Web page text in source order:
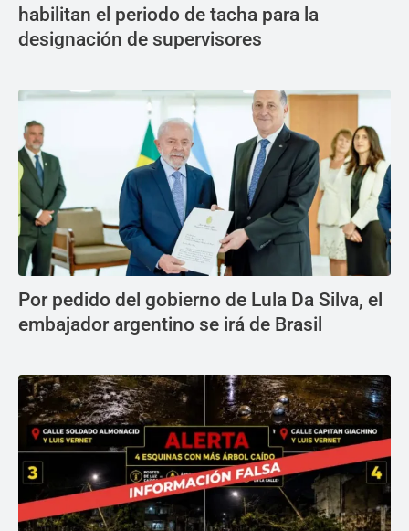
habilitan el periodo de tacha para la
designación de supervisores
Por pedido del gobierno de Lula Da Silva, el
embajador argentino se irá de Brasil